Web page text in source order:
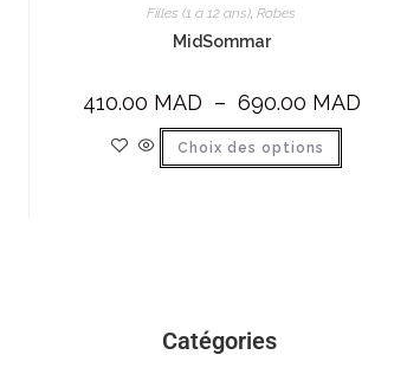
Filles (1 à 12 ans) ,Robes
MidSommar
410.00 MAD – 690.00 MAD
Choix des options
Catégories